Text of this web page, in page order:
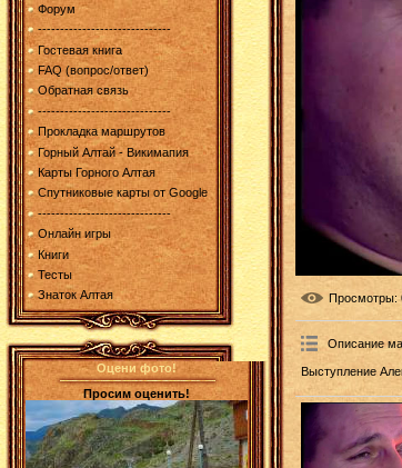
Форум
------------------------------
Гостевая книга
FAQ (вопрос/ответ)
Обратная связь
------------------------------
Прокладка маршрутов
Горный Алтай - Викимапия
Карты Горного Алтая
Спутниковые карты от Google
------------------------------
Онлайн игры
Книги
Тесты
Знаток Алтая
Оцени фото!
Просим оценить!
Просмотры:
Описание
Выступление